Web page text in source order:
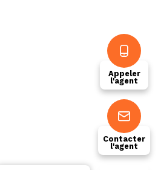
Appeler
l'agent
Contacter
l'agent